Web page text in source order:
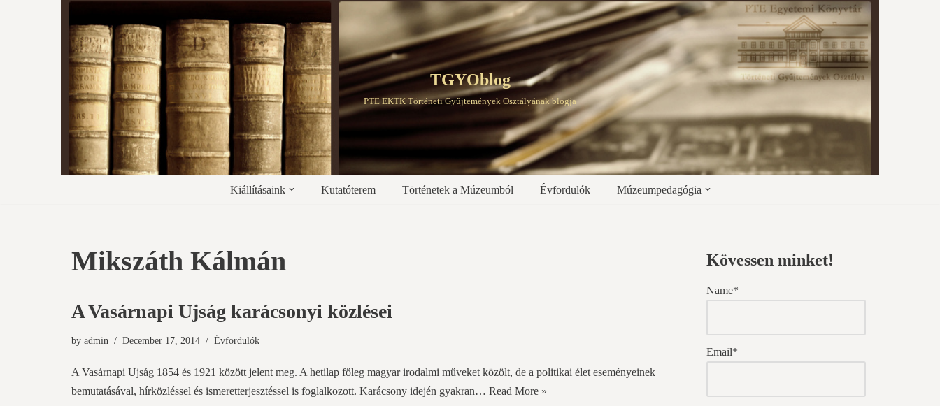
TGYOblog
PTE EKTK Történeti Gyűjtemények Osztályának blogja
Kiállításaink Kutatóterem Történetek a Múzeumból Évfordulók Múzeumpedagógia
Mikszáth Kálmán
A Vasárnapi Ujság karácsonyi közlései
by admin December 17, 2014 Évfordulók
A Vasárnapi Ujság 1854 és 1921 között jelent meg. A hetilap főleg magyar irodalmi műveket közölt, de a politikai élet eseményeinek
bemutatásával, hírközléssel és ismeretterjesztéssel is foglalkozott. Karácsony idején gyakran… Read More »
Kövessen minket!
Name*
Email*